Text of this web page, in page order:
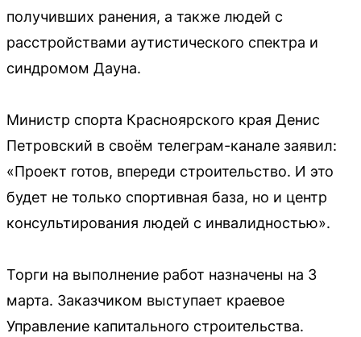
получивших ранения, а также людей с
расстройствами аутистического спектра и
синдромом Дауна.
Министр спорта Красноярского края Денис
Петровский в своём телеграм-канале заявил:
«Проект готов, впереди строительство. И это
будет не только спортивная база, но и центр
консультирования людей с инвалидностью».
Торги на выполнение работ назначены на 3
марта. Заказчиком выступает краевое
Управление капитального строительства.